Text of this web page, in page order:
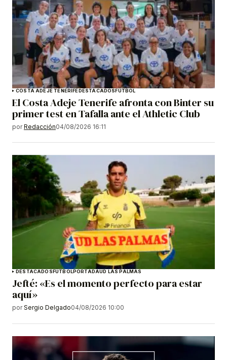
COSTA ADEJE TENERIFEDESTACADOSFÚTBOL
El Costa Adeje Tenerife afronta con Binter su
primer test en Tafalla ante el Athletic Club
por Redacción04/08/2026 16:11
DESTACADOSFÚTBOLPORTADAUD LAS PALMAS
Jefté: «Es el momento perfecto para estar
aquí»
por Sergio Delgado04/08/2026 10:00